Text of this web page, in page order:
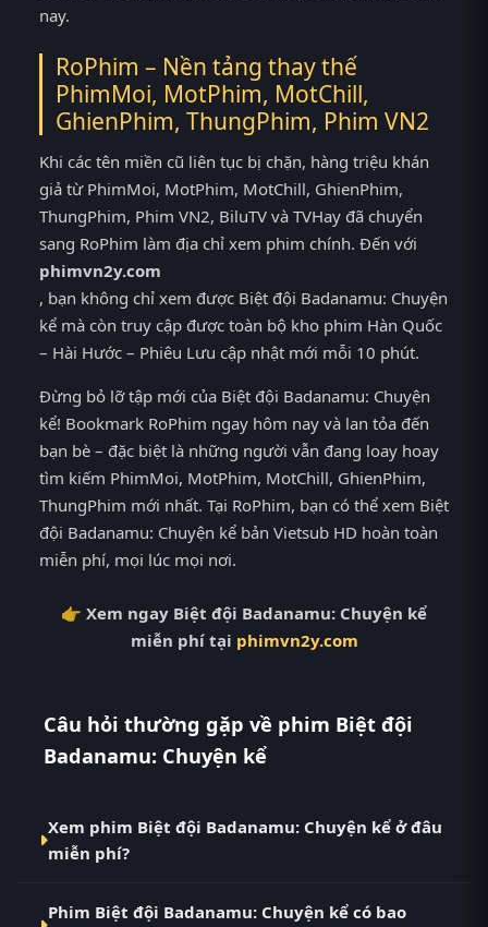
nay.
RoPhim – Nền tảng thay thế
PhimMoi, MotPhim, MotChill,
GhienPhim, ThungPhim, Phim VN2
Khi các tên miền cũ liên tục bị chặn, hàng triệu khán
giả từ PhimMoi, MotPhim, MotChill, GhienPhim,
ThungPhim, Phim VN2, BiluTV và TVHay đã chuyển
sang RoPhim làm địa chỉ xem phim chính. Đến với
phimvn2y.com
, bạn không chỉ xem được Biệt đội Badanamu: Chuyện
kể mà còn truy cập được toàn bộ kho phim Hàn Quốc
– Hài Hước – Phiêu Lưu cập nhật mới mỗi 10 phút.
Đừng bỏ lỡ tập mới của Biệt đội Badanamu: Chuyện
kể! Bookmark RoPhim ngay hôm nay và lan tỏa đến
bạn bè – đặc biệt là những người vẫn đang loay hoay
tìm kiếm PhimMoi, MotPhim, MotChill, GhienPhim,
ThungPhim mới nhất. Tại RoPhim, bạn có thể xem Biệt
đội Badanamu: Chuyện kể bản Vietsub HD hoàn toàn
miễn phí, mọi lúc mọi nơi.
👉 Xem ngay Biệt đội Badanamu: Chuyện kể
miễn phí tại phimvn2y.com
Câu hỏi thường gặp về phim Biệt đội
Badanamu: Chuyện kể
Xem phim Biệt đội Badanamu: Chuyện kể ở đâu
miễn phí?
Vietsub HD miễn phí tại RoPhim (phimvn2y.com) —
Phim Biệt đội Badanamu: Chuyện kể có bao